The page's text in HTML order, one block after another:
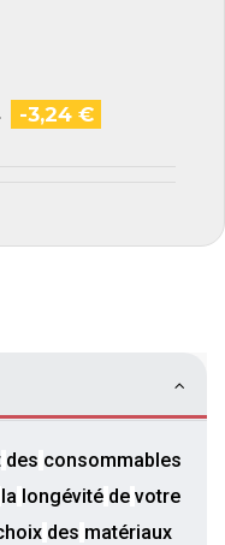
-3,24 €
des consommables
la longévité de votre
des matériaux